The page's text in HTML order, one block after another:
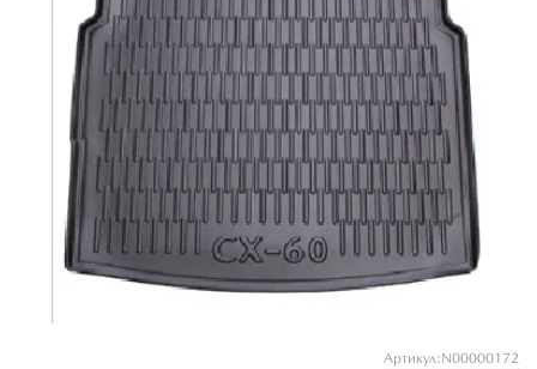
Артикул:N00000172